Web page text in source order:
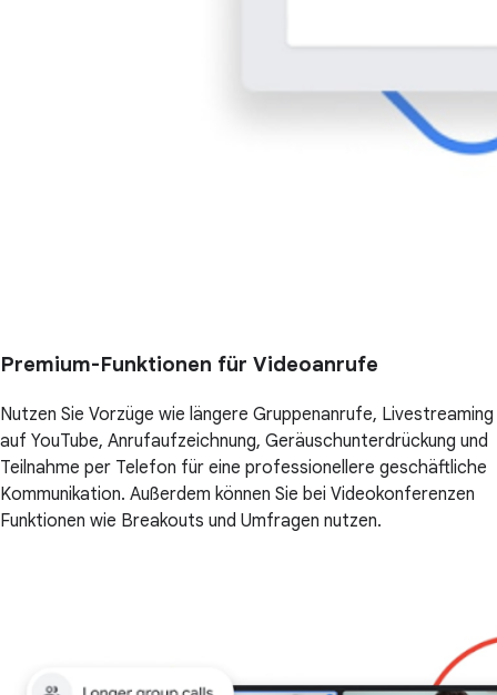
Premium-Funktionen für Videoanrufe
Nutzen Sie Vorzüge wie längere Gruppenanrufe, Livestreaming
auf YouTube, Anrufaufzeichnung, Geräuschunterdrückung und
Teilnahme per Telefon für eine professionellere geschäftliche
Kommunikation. Außerdem können Sie bei Videokonferenzen
Funktionen wie Breakouts und Umfragen nutzen.